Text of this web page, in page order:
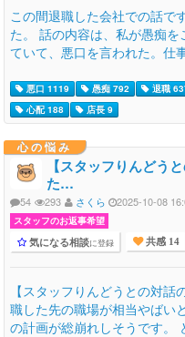
この間退職した会社での話で
た。 話の内容は、私が愚痴
ていて、悪口を言われた。仕
悪口 1119 愚痴 792 退職
心配 188
店長 9
心の悩み
【スタッフりんどう
た…
54 293 さくら 2025-10-08
スタッフのお返事希望
気になる相談に登録 共感 14
【スタッフりんどうとの対
職した先の職場が相当やばい
の計画が総崩れしそうです。